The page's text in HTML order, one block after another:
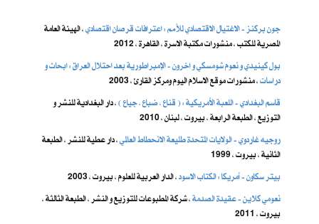
جون بركنز - الاغتيال الاقتصادي للأمم : اعترافات قرصان اقتصادي، الهيئة العامة
المصرية للكتب ، منشورات مكتبة الاسرة ، القاهرة ، 2012
بول كينيدي و نعوم شومسكي و اخرون ​- الإمبراطورية بعد احتلال العراق : ابحاث و
دراسات، منشورات موقع الاسلام اليوم ومركز القارئ ، 2003
قاسم البغدادي - اللعبة الأمريكية : ( قناع ، ضباع ، جياع )، دار البغدادية للنشر و
التوزيع ، الطبعة الرابعة ، بيروت ، لبنان ، 2010
روجيه غاردوي - الولايات المتحدة طليعة الانحطاط العالمي، دار عطية للنشر ، الطبعة
الثانية ، بيروت ، 1999
بيتر سكاون - أمريكا : الكتاب الاسود، الدار العربية للعلوم ، بيروت ، 2003
نعومي كلاين - عقيدة الصدمة، شركة المطبوعات للتوزيع و النشر ، الطبعة الثالثة ،
بيروت ، 2011